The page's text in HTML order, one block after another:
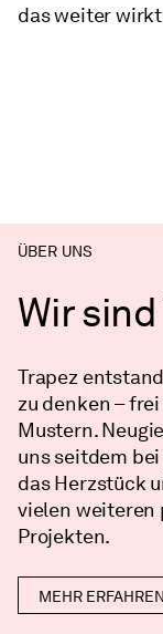
das weiter wirkt
ÜBER UNS
Wir
Trapez
zu denken –
Mustern.
uns seitdem
das Herzstück
vielen
Projekten.
MEHR ERFAHREN